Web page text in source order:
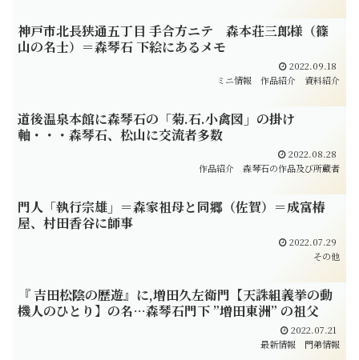
神戸市北長狭通五丁目 手合方ニテ 森本荘三郎様（篠
山の名士）＝森琴石 下絵にあるメモ
2022.09.18
ミニ情報
作品紹介 資料紹介
道後温泉本館に森琴石の「菊.石.小禽図」の掛け
軸・・・森琴石、松山に交流者多数
2022.08.28
作品紹介
森琴石の作品及び所蔵者
門人「執行宗雄」＝森家祖母と同郷（佐賀）＝成富椿
屋、村田香谷に師事
2022.07.29
その他
『 吉田松陰の歴遊』に,増田久左衛門【天誅組義挙の動
機人のひとり】の名…森琴石門下 ”増田東洲” の祖父
2022.07.21
最新情報
門弟情報